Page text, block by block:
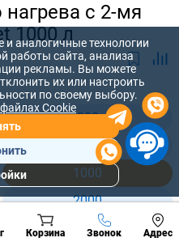
с 2-мя
1000 л
200
500
1000
2000
3000
Корзина Звонок Адрес
Позвонить
разделы
аналогичные технологии
работы сайта, анализа
рекламы. Вы можете
их или настроить
по своему выбору.
Cookie